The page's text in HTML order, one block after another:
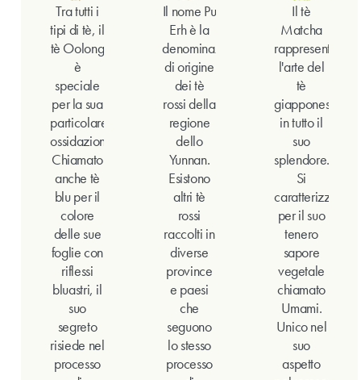
Tra tutti i
tipi di tè, il
tè Oolong
è
speciale
per la sua
particolare
ossidazione.
Chiamato
anche tè
blu per il
colore
delle sue
foglie con
riflessi
bluastri, il
suo
segreto
risiede nel
processo
Il nome Pu
Erh è la
denominazione
di origine
dei tè
rossi della
regione
dello
Yunnan.
Esistono
altri tè
rossi
raccolti in
diverse
province
e paesi
che
seguono
lo stesso
processo
Il tè
Matcha
rappresenta
l'arte del
tè
giapponese
in tutto il
suo
splendore.
Si
caratterizza
per il suo
tenero
sapore
vegetale
chiamato
Umami.
Unico nel
suo
aspetto